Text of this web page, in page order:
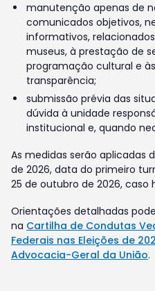
manutenção apenas de
comunicados objetivos,
informativos,
museus, à prestação de
programação cultural e
transparência;
submissão prévia das
dúvida à unidade
institucional e, quando
As medidas serão aplicadas
de 2026, data do primeiro
25 de outubro de 2026, caso
Orientações detalhadas
na Cartilha de Condutas
Federais nas Eleições de
Advocacia-Geral da União.